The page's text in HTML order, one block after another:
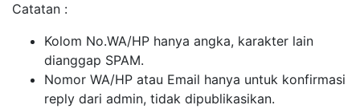
Catatan :
Kolom No.WA/HP hanya angka, karakter lain
dianggap SPAM.
Nomor WA/HP atau Email hanya untuk konfirmasi
reply dari admin, tidak dipublikasikan.